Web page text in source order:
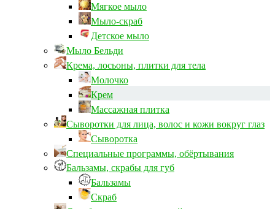
Мягкое мыло
Мыло-скраб
Детское мыло
Мыло Бельди
Крема, лосьоны, плитки для тела
Молочко
Крем
Массажная плитка
Сыворотки для лица, волос и кожи вокруг глаз
Сыворотка
Специальные программы, обёртывания
Бальзамы, скрабы для губ
Бальзамы
Скраб